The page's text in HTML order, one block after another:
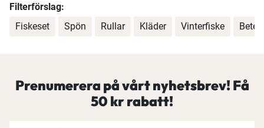
Filterförslag:
Fiskeset
Spön Rullar Kläder Vinterfiske Beten
Prenumerera på vårt nyhetsbrev! Få
50 kr rabatt!